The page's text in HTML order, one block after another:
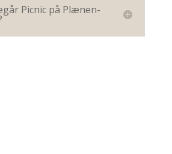
Picnic på Plænen-